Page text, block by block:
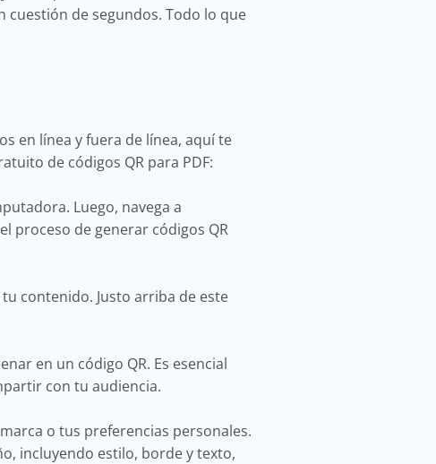
cuestión de segundos. Todo lo que
en línea y fuera de línea, aquí te
de códigos QR para PDF:
Luego, navega a
proceso de generar códigos QR
contenido. Justo arriba de este
en un código QR. Es esencial
con tu audiencia.
o tus preferencias personales.
incluyendo estilo, borde y texto,